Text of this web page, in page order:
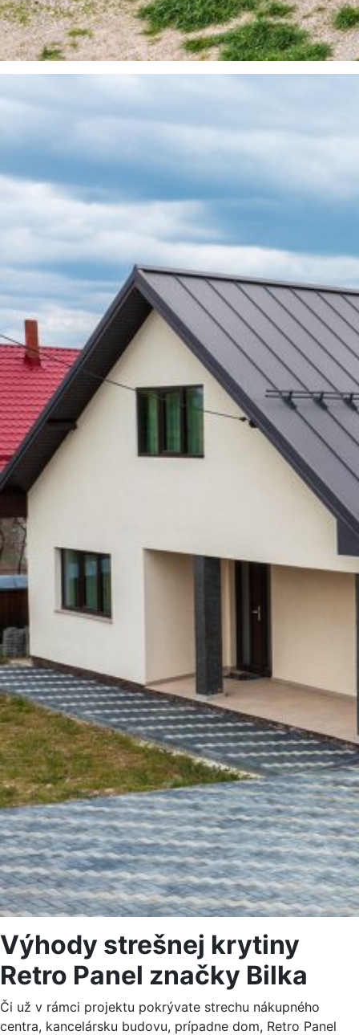
Výhody strešnej krytiny
Retro Panel značky Bilka
Či už v rámci projektu pokrývate strechu nákupného
centra, kancelársku budovu, prípadne dom, Retro Panel